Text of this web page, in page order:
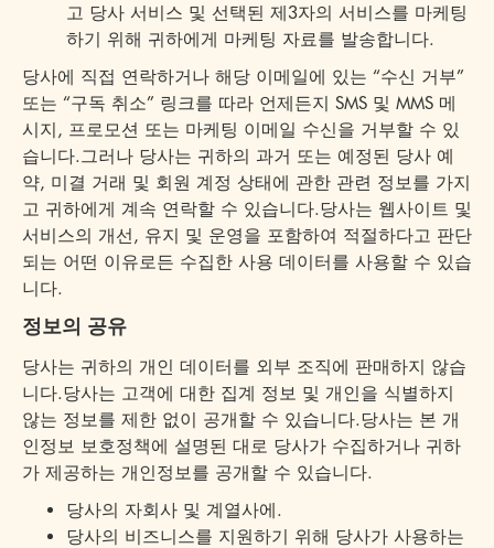
고 당사 서비스 및 선택된 제3자의 서비스를 마케팅
하기 위해 귀하에게 마케팅 자료를 발송합니다.
당사에 직접 연락하거나 해당 이메일에 있는 “수신 거부”
또는 “구독 취소” 링크를 따라 언제든지 SMS 및 MMS 메
시지, 프로모션 또는 마케팅 이메일 수신을 거부할 수 있
습니다.그러나 당사는 귀하의 과거 또는 예정된 당사 예
약, 미결 거래 및 회원 계정 상태에 관한 관련 정보를 가지
고 귀하에게 계속 연락할 수 있습니다.당사는 웹사이트 및
서비스의 개선, 유지 및 운영을 포함하여 적절하다고 판단
되는 어떤 이유로든 수집한 사용 데이터를 사용할 수 있습
니다.
정보의 공유
당사는 귀하의 개인 데이터를 외부 조직에 판매하지 않습
니다.당사는 고객에 대한 집계 정보 및 개인을 식별하지
않는 정보를 제한 없이 공개할 수 있습니다.당사는 본 개
인정보 보호정책에 설명된 대로 당사가 수집하거나 귀하
가 제공하는 개인정보를 공개할 수 있습니다.
당사의 자회사 및 계열사에.
당사의 비즈니스를 지원하기 위해 당사가 사용하는